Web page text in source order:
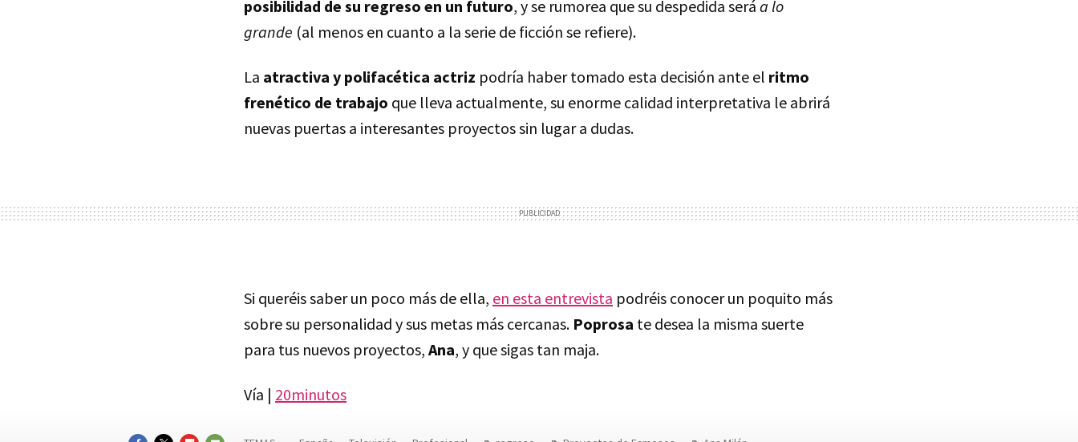
posibilidad de su regreso en un futuro, y se rumorea que su despedida será a lo
grande (al menos en cuanto a la serie de ficción se refiere).
La atractiva y polifacética actriz podría haber tomado esta decisión ante el ritmo
frenético de trabajo que lleva actualmente, su enorme calidad interpretativa le abrirá
nuevas puertas a interesantes proyectos sin lugar a dudas.
Si queréis saber un poco más de ella, en esta entrevista podréis conocer un poquito más
sobre su personalidad y sus metas más cercanas. Poprosa te desea la misma suerte
para tus nuevos proyectos, Ana, y que sigas tan maja.
Vía | 20minutos